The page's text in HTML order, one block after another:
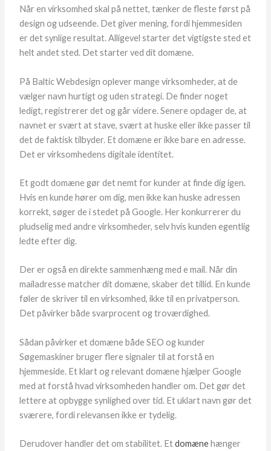
Når en virksomhed skal på nettet, tænker de fleste først på
design og udseende. Det giver mening, fordi hjemmesiden
er det synlige resultat. Alligevel starter det vigtigste sted et
helt andet sted. Det starter ved dit domæne.
På Baltic Webdesign oplever mange virksomheder, at de
vælger navn hurtigt og uden strategi. De finder noget
ledigt, registrerer det og går videre. Senere opdager de, at
navnet er svært at stave, svært at huske eller ikke passer til
det de faktisk tilbyder. Et domæne er ikke bare en adresse.
Det er virksomhedens digitale identitet.
Et godt domæne gør det nemt for kunder at finde dig igen.
Hvis en kunde hører om dig, men ikke kan huske adressen
korrekt, søger de i stedet på Google. Her konkurrerer du
pludselig med andre virksomheder, selv hvis kunden egentlig
ledte efter dig.
Der er også en direkte sammenhæng med e mail. Når din
mailadresse matcher dit domæne, skaber det tillid. En kunde
føler de skriver til en virksomhed, ikke til en privatperson.
Det påvirker både svarprocent og troværdighed.
Sådan påvirker et domæne både SEO og kunder
Søgemaskiner bruger flere signaler til at forstå en
hjemmeside. Et klart og relevant domæne hjælper Google
med at forstå hvad virksomheden handler om. Det gør det
lettere at opbygge synlighed over tid. Et uklart navn gør det
sværere, fordi relevansen ikke er tydelig.
Derudover handler det om stabilitet. Etdomænehænger